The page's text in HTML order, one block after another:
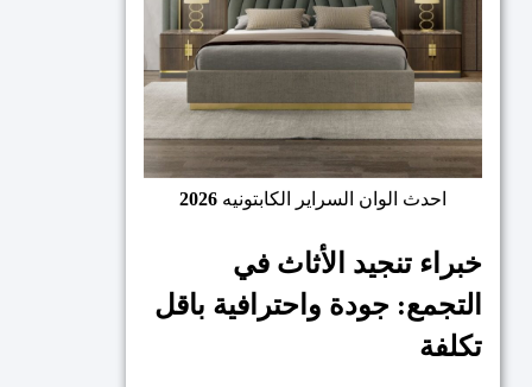
احدث الوان السراير الكابتونيه 2026
خبراء تنجيد الأثاث في
التجمع: جودة واحترافية باقل
تكلفة